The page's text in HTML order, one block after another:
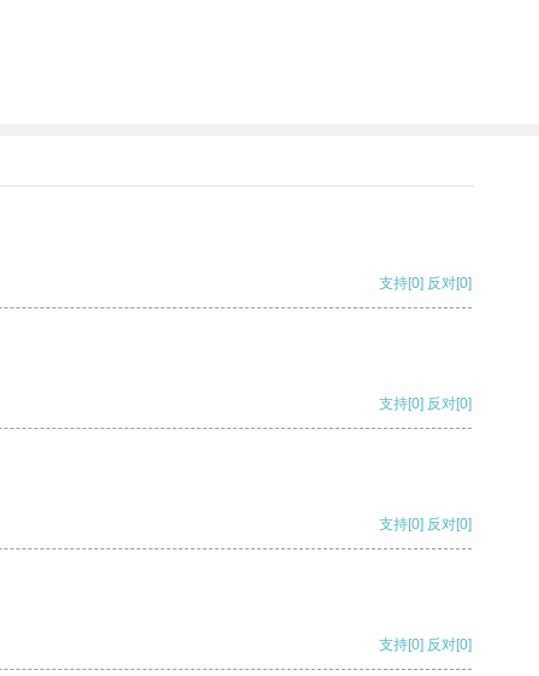
支持[0] 反对[0]
支持[0] 反对[0]
支持[0] 反对[0]
支持[0] 反对[0]